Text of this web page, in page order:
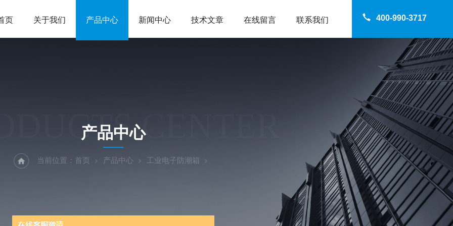
400-990-3717
页 关于我们 产品中心 新闻中心 技术文章 在线留言 联系我们
CENTER
产品中心
当前位置： 首页 产品中心 工业电子防潮箱